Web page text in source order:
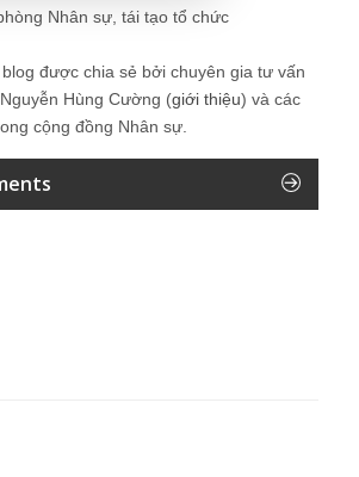
Nhân sự, tái tạo tổ chức
được chia sẻ bởi chuyên gia tư vấn
Hùng Cường (giới thiệu) và các
cộng đồng Nhân sự.